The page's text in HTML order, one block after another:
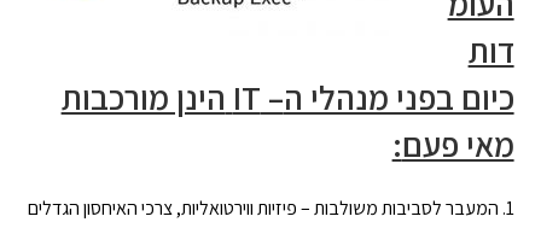
דות
כיום בפני מנהלי ה– IT
הינן מורכבות
מאי פעם:
1. המעבר לסביבות משולבות – פיזיות ווירטואליות, צרכי האיחסון הגדלים